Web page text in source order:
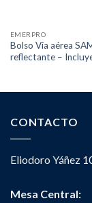
EMERPRO
Bolso Vía aérea
reflectante –
CONTACTO
Eliodoro Yáñez
Mesa Central: